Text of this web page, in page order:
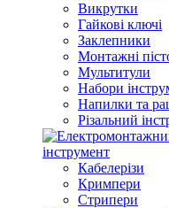
Викрутки
Гайкові ключі
Заклепники
Монтажні
Мультитули
Набори
Напилки та
Різальний
інструмент
Кабелерізи
Кримпери
Стрипери